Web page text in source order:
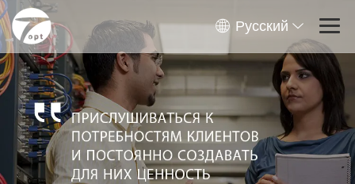
Русский